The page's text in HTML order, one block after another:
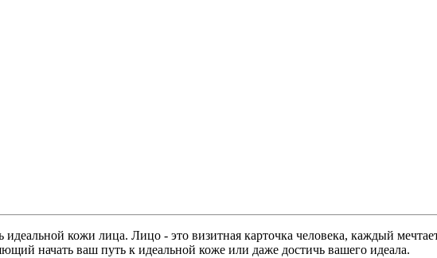
кожи лица. Лицо - это визитная карточка человека, каждый
начать ваш путь к идеальной коже или даже достичь вашего идеала.